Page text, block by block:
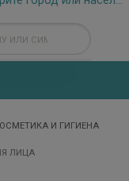
И ГИГИЕНА
ЛИЦА